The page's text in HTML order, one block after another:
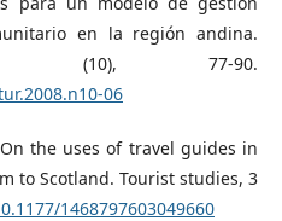
en la región andina.
(10), 77-90.
06
On the uses of travel guides in
to Scotland. Tourist studies, 3
1468797603049660